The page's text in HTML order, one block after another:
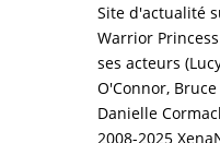
Site d'actualité
Warrior
ses acteurs
O'Connor,
Danielle
2008-2025